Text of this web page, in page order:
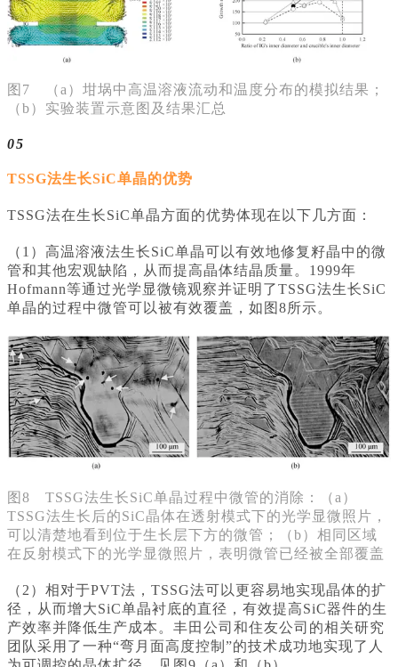
图7 （a）坩埚中高温溶液流动和温度分布的模拟结果；
（b）实验装置示意图及结果汇总
05
TSSG法生长SiC单晶的优势
TSSG法在生长SiC单晶方面的优势体现在以下几方面：
（1）高温溶液法生长SiC单晶可以有效地修复籽晶中的微
管和其他宏观缺陷，从而提高晶体结晶质量。1999年
Hofmann等通过光学显微镜观察并证明了TSSG法生长SiC
单晶的过程中微管可以被有效覆盖，如图8所示。
图8 TSSG法生长SiC单晶过程中微管的消除：（a）
TSSG法生长后的SiC晶体在透射模式下的光学显微照片，
可以清楚地看到位于生长层下方的微管；（b）相同区域
在反射模式下的光学显微照片，表明微管已经被全部覆盖
（2）相对于PVT法，TSSG法可以更容易地实现晶体的扩
径，从而增大SiC单晶衬底的直径，有效提高SiC器件的生
产效率并降低生产成本。丰田公司和住友公司的相关研究
团队采用了一种“弯月面高度控制”的技术成功地实现了人